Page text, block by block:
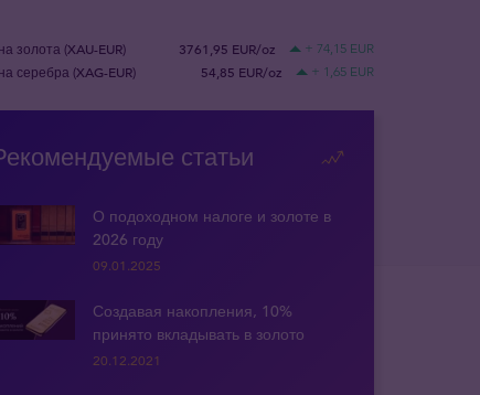
золота (XAU-EUR) 3761,95 EUR/oz + 74,15 EUR
серебра (XAG-EUR) 54,85 EUR/oz + 1,65 EUR
статьи
О подоходном налоге и золоте в
2026 году
09.01.2025
Создавая накопления, 10%
принято вкладывать в золото
20.12.2021